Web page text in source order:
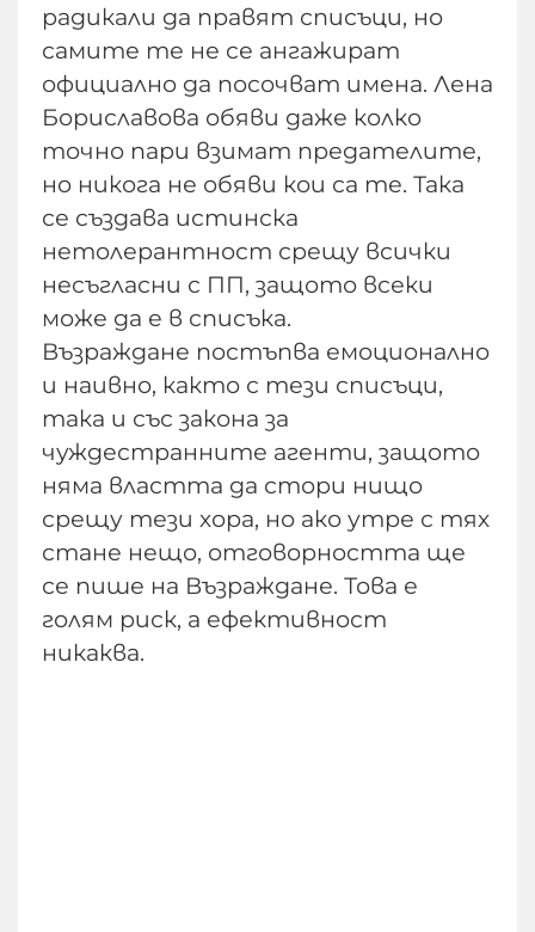
радикали да правят списъци, но
самите те не се ангажират
официално да посочват имена. Лена
Бориславова обяви даже колко
точно пари взимат предателите,
но никога не обяви кои са те. Така
се създава истинска
нетолерантност срещу всички
несъгласни с ПП, защото всеки
може да е в списъка.
Възраждане постъпва емоционално
и наивно, както с тези списъци,
така и със закона за
чуждестранните агенти, защото
няма властта да стори нищо
срещу тези хора, но ако утре с тях
стане нещо, отговорността ще
се пише на Възраждане. Това е
голям риск, а ефективност
никаква.